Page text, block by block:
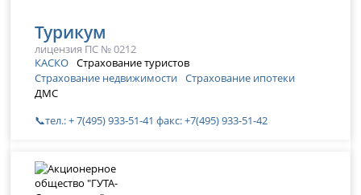
Турикум
лицензия ПС № 0212
КАСКО Страхование туристов
Страхование недвижимости Страхование ипотеки
ДМС
📞тел.: + 7(495) 933-51-41 факс: +7(495) 933-51-42